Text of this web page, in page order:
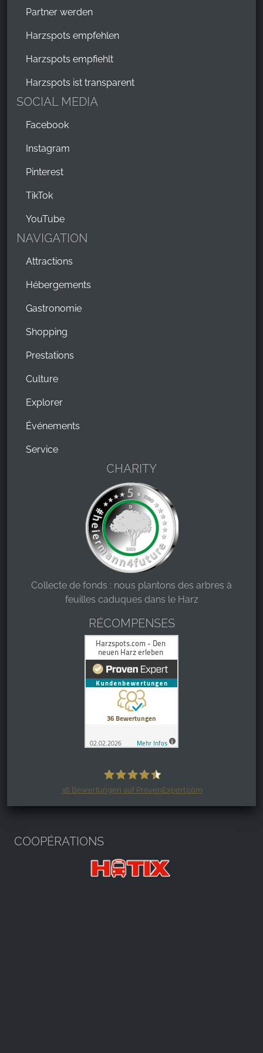
Partner werden
Harzspots empfehlen
Harzspots empfiehlt
Harzspots ist transparent
SOCIAL MEDIA
Facebook
Instagram
Pinterest
TikTok
YouTube
NAVIGATION
Attractions
Hébergements
Gastronomie
Shopping
Prestations
Culture
Explorer
Événements
Service
CHARITY
Collecte de fonds : nous plantons des arbres à
feuilles caduques dans le Harz
RÉCOMPENSES
36 Bewertungen auf ProvenExpert.com
COOPÉRATIONS